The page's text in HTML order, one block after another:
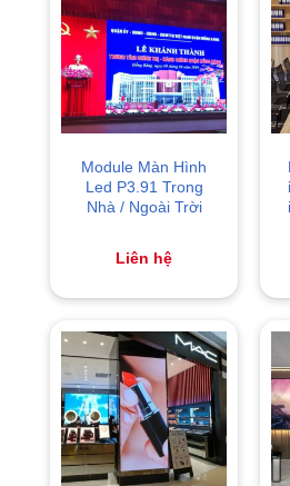
Module Màn Hình
Led P3.91 Trong
Nhà / Ngoài Trời
Liên hệ